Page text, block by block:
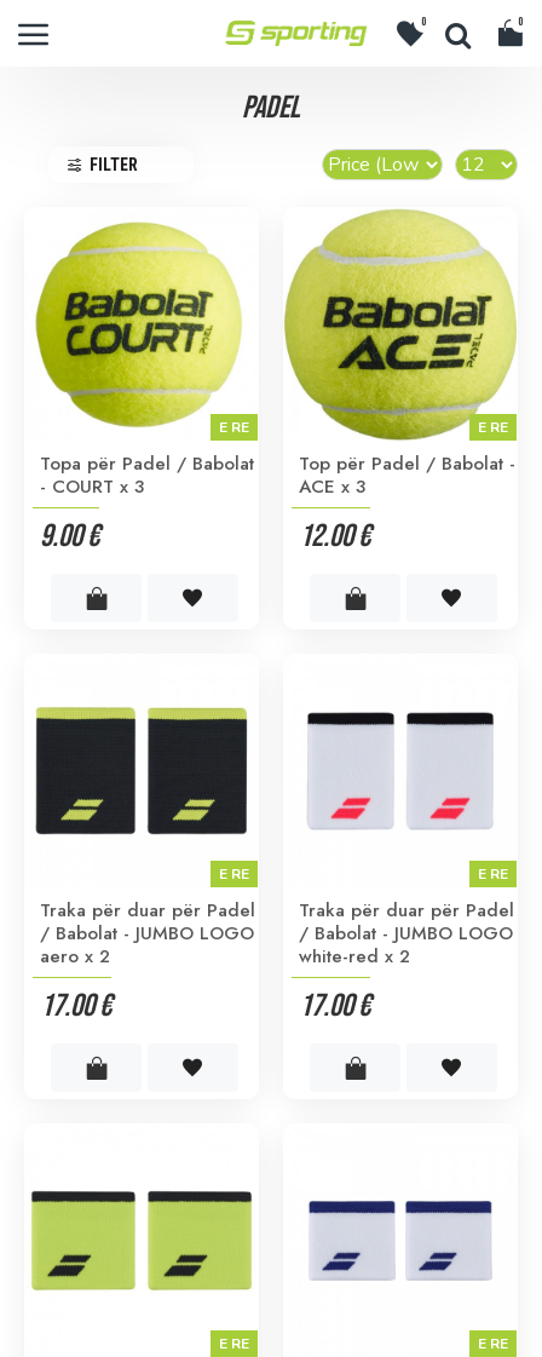
0 0
PADEL
FILTER
E RE
Topa për Padel / Babolat
- COURT x 3
9.00 €
E RE
Top për Padel / Babolat -
ACE x 3
12.00 €
E RE
Traka për duar për Padel
/ Babolat - JUMBO LOGO
aero x 2
17.00 €
E RE
Traka për duar për Padel
/ Babolat - JUMBO LOGO
white-red x 2
17.00 €
E RE E RE